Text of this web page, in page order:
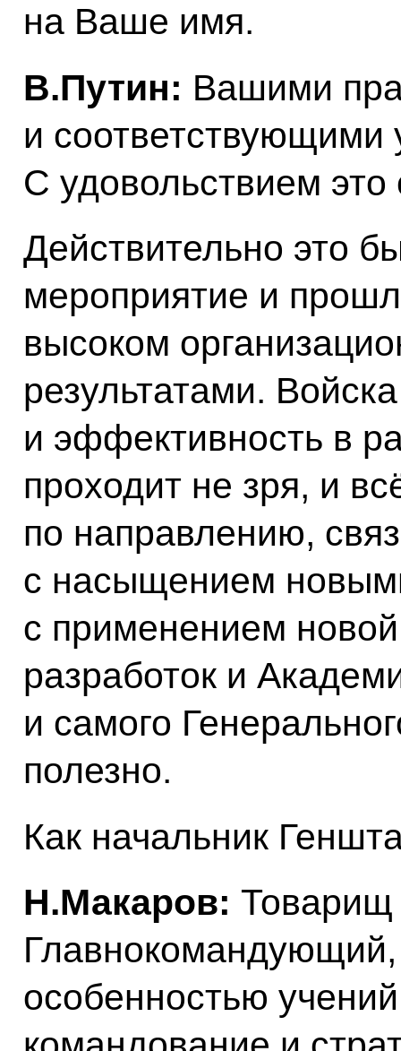
на Ваше имя.
В.Путин: Вашими
и соответствующими
С удовольствием
Действительно это
мероприятие и
высоком
результатами.
и эффективность в
проходит не зря, и
по направлению,
с насыщением
с применением
разработок и
и самого
полезно.
Как начальник
Н.Макаров:
Главнокомандующий,
особенностью